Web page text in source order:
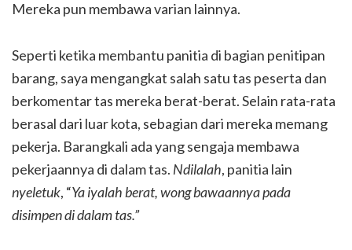
Mereka pun membawa varian lainnya.
Seperti ketika membantu panitia di bagian penitipan
barang, saya mengangkat salah satu tas peserta dan
berkomentar tas mereka berat-berat. Selain rata-rata
berasal dari luar kota, sebagian dari mereka memang
pekerja. Barangkali ada yang sengaja membawa
pekerjaannya di dalam tas. Ndilalah, panitia lain
nyeletuk, “Ya iyalah berat, wong bawaannya pada
disimpen di dalam tas.”